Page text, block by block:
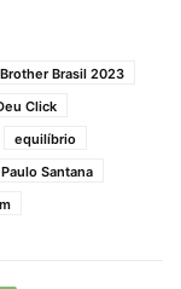
Brasil 2023
Click
equilíbrio
Paulo Santana